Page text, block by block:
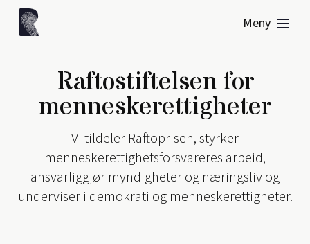
Meny
Raftostiftelsen for
menneskerettigheter
Vi tildeler Raftoprisen, styrker
menneskerettighetsforsvareres arbeid,
ansvarliggjør myndigheter og næringsliv og
underviser i demokrati og menneskerettigheter.